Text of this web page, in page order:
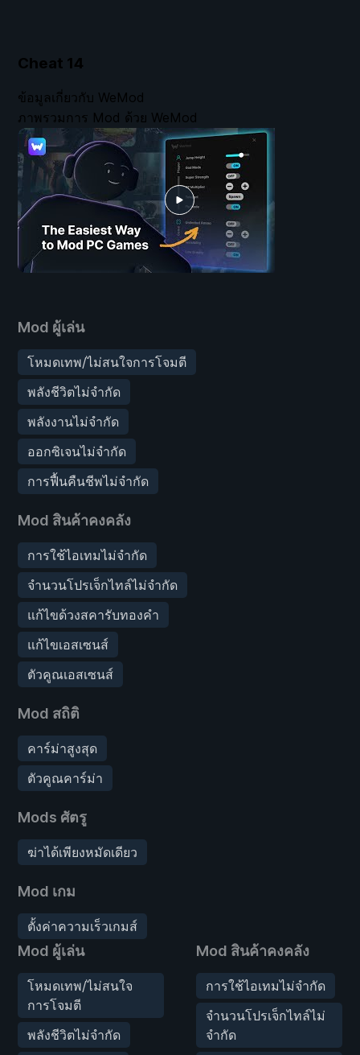
Cheat 14
Mod ผู้เล่น
โหมดเทพ/ไม่สนใจการโจมตี
พลังชีวิตไม่จำกัด
พลังงานไม่จำกัด
ออกซิเจนไม่จำกัด
การฟื้นคืนชีพไม่จำกัด
Mod สินค้าคงคลัง
การใช้ไอเทมไม่จำกัด
จำนวนโปรเจ็กไทล์ไม่จำกัด
แก้ไขด้วงสคารับทองคำ
แก้ไขเอสเซนส์
ตัวคูณเอสเซนส์
Mod สถิติ
คาร์ม่าสูงสุด
ตัวคูณคาร์ม่า
Mods ศัตรู
ฆ่าได้เพียงหมัดเดียว
Mod เกม
ตั้งค่าความเร็วเกมส์
Mod ผู้เล่น
โหมดเทพ/ไม่สนใจ
การโจมตี
พลังชีวิตไม่จำกัด
Mod สินค้าคงคลัง
การใช้ไอเทมไม่จำกัด
จำนวนโปรเจ็กไทล์ไม่
จำกัด
ข้อมูลเกี่ยวกับ WeMod
ภาพรวมการ Mod ด้วย WeMod